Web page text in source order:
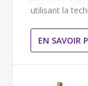
utilisant la
EN SAVOIR